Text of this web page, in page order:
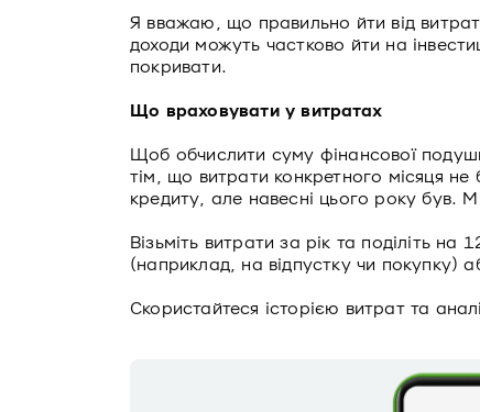
Я вважаю, що правильно йти від
доходи можуть частково йти на
покривати.
Що враховувати у витратах
Щоб обчислити суму фінансової
тім, що витрати конкретного місяця
кредиту, але навесні цього року був.
Візьміть витрати за рік та поділіть на
(наприклад, на відпустку чи покупку)
Скористайтеся історією витрат та